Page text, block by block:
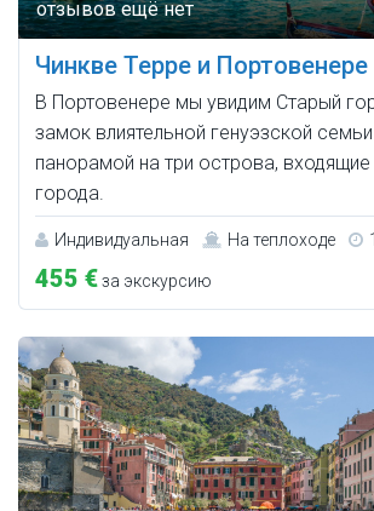
Чинкве Терре и Портовенере
В Портовенере мы увидим Старый
замок влиятельной генуэзской
панорамой на три острова,
города.
Индивидуальная На теплоходе
455 €за экскурсию